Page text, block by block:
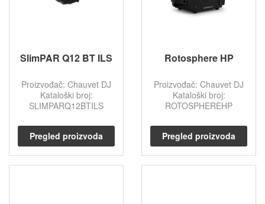
SlimPAR Q12 BT ILS
Proizvođač: Chauvet DJ
Kataloški broj:
SLIMPARQ12BTILS
Pregled proizvoda
Rotosphere HP
Proizvođač: Chauvet DJ
Kataloški broj:
ROTOSPHEREHP
Pregled proizvoda